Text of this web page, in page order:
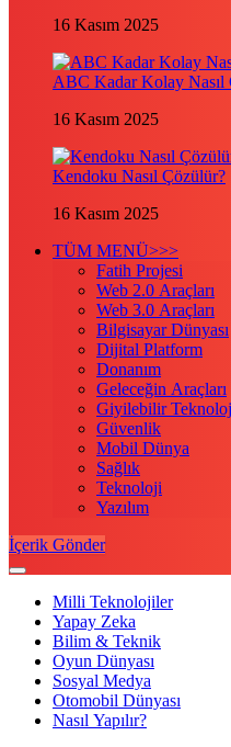
16 Kasım 2025
ABC Kadar Kolay Nasıl
16 Kasım 2025
Kendoku Nasıl Çözülür?
16 Kasım 2025
TÜM MENÜ>>>
Fatih Projesi
Web 2.0 Araçları
Web 3.0 Araçları
Bilgisayar Dünyası
Dijital Platform
Donanım
Geleceğin Araçları
Giyilebilir
Güvenlik
Mobil Dünya
Sağlık
Teknoloji
Yazılım
İçerik Gönder
Milli Teknolojiler
Yapay Zeka
Bilim & Teknik
Oyun Dünyası
Sosyal Medya
Otomobil Dünyası
Nasıl Yapılır?